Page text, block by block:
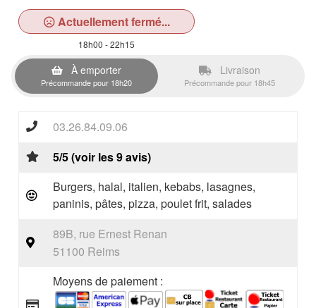
Actuellement fermé...
18h00 - 22h15
À emporter
Précommande pour 18h20
Livraison
Précommande pour 18h45
03.26.84.09.06
5/5 (voir les 9 avis)
Burgers, halal, italien, kebabs, lasagnes,
paninis, pâtes, pizza, poulet frit, salades
89B, rue Ernest Renan
51100 Reims
Moyens de paiement :